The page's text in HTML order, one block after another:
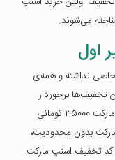
می‌شوند.
اول
نداشته و همه‌ی
تخفیف‌ها برخوردار
شوند که کدهای تخفیفی مانند کد تخفیف اسنپ مارکت 35000 تومانی
بدون محدودیت،
تخفیف اسنپ مارکت